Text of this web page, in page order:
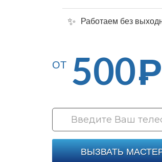
Работаем без
ОТ 500Р
ВЫЗВАТЬ